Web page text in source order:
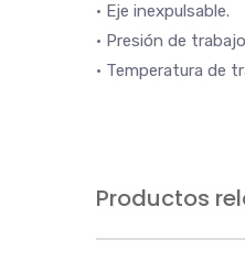
• Eje inexpulsable.
• Presión de
• Temperatura de
Productos